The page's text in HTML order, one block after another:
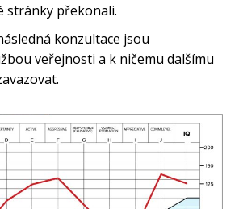
stránky překonali.
konzultace jsou
veřejnosti a k ničemu dalšímu